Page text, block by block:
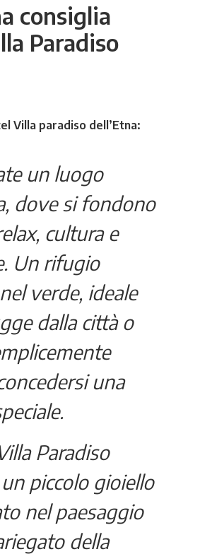
consiglia
Paradiso
Villa paradiso dell’Etna:
un luogo
dove si fondono
cultura e
Un rifugio
verde, ideale
dalla città o
una
Paradiso
un piccolo gioiello
nel paesaggio
della